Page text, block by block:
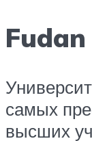
самых
высших